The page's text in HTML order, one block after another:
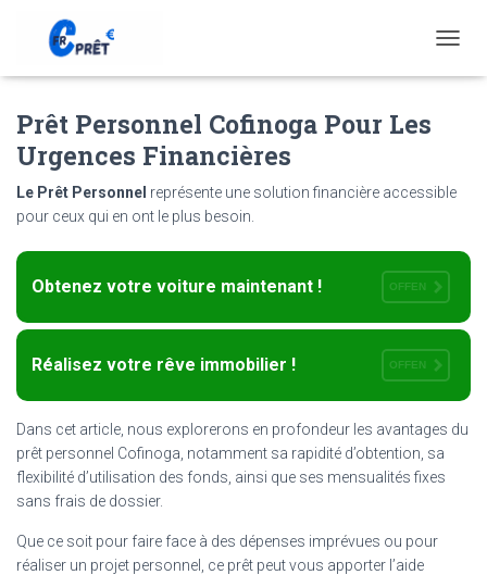
O
A
T
I
Prêt Personnel Cofinoga Pour Les
Urgences Financières
Le Prêt Personnel représente une solution financière accessible
pour ceux qui en ont le plus besoin.
Obtenez votre voiture maintenant ! OFFEN
Réalisez votre rêve immobilier ! OFFEN
Dans cet article, nous explorerons en profondeur les avantages du
prêt personnel Cofinoga, notamment sa rapidité d’obtention, sa
flexibilité d’utilisation des fonds, ainsi que ses mensualités fixes
sans frais de dossier.
Que ce soit pour faire face à des dépenses imprévues ou pour
réaliser un projet personnel, ce prêt peut vous apporter l’aide